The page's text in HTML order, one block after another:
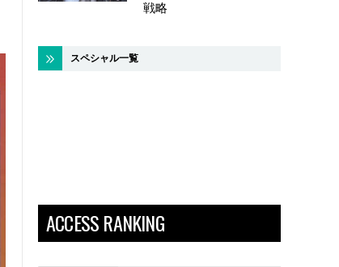
戦略
スペシャル一覧
ACCESS RANKING